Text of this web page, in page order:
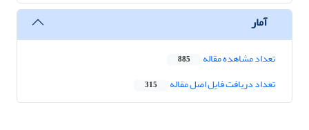
آمار
تعداد مشاهده مقاله 885
تعداد دریافت فایل اصل مقاله 315